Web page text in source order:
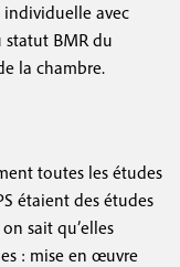
avec
BMR du
la chambre.
toutes les études
étaient des études
sait qu’elles
: mise en œuvre